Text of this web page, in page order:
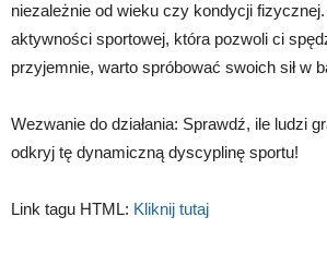
niezależnie od wieku czy kondycji
aktywności sportowej, która pozwoli ci
przyjemnie, warto spróbować swoich sił w
Wezwanie do działania: Sprawdź, ile ludzi
odkryj tę dynamiczną dyscyplinę sportu!
Link tagu HTML: Kliknij tutaj